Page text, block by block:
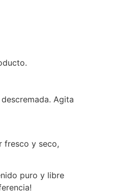
Agita
fresco y seco,
puro y libre